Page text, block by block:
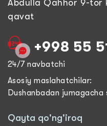
Abdulla Qahhor 9-tor
qavat
+998 55
24/7 navbatchi
Asosiy maslahatchilar:
Dushanbadan
Qayta qo'ng'iroq